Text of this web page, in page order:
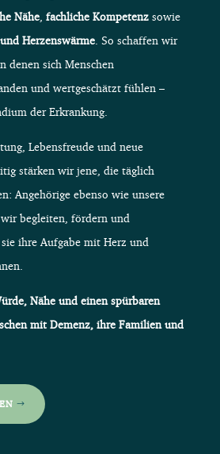
Nähe, fachliche Kompetenzsowie
Herzenswärme. So schaffen wir
denen sich Menschen
und wertgeschätzt fühlen –
der Erkrankung.
Lebensfreude und neue
stärken wir jene, die täglich
Angehörige ebenso wie unsere
begleiten, fördern und
ihre Aufgabe mit Herz und
Nähe und einen spürbaren
mit Demenz, ihre Familien und